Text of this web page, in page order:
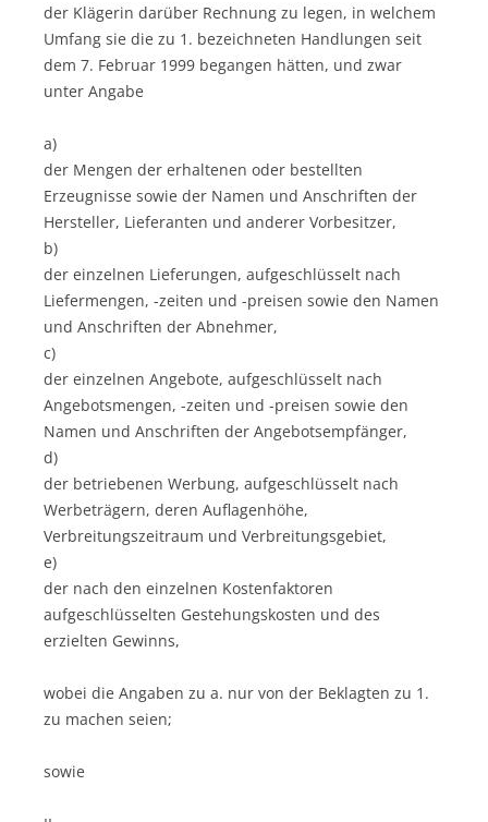
der Klägerin darüber Rechnung zu legen, in welchem
Umfang sie die zu 1. bezeichneten Handlungen seit
dem 7. Februar 1999 begangen hätten, und zwar
unter Angabe
a)
der Mengen der erhaltenen oder bestellten
Erzeugnisse sowie der Namen und Anschriften der
Hersteller, Lieferanten und anderer Vorbesitzer,
b)
der einzelnen Lieferungen, aufgeschlüsselt nach
Liefermengen, -zeiten und -preisen sowie den Namen
und Anschriften der Abnehmer,
c)
der einzelnen Angebote, aufgeschlüsselt nach
Angebotsmengen, -zeiten und -preisen sowie den
Namen und Anschriften der Angebotsempfänger,
d)
der betriebenen Werbung, aufgeschlüsselt nach
Werbeträgern, deren Auflagenhöhe,
Verbreitungszeitraum und Verbreitungsgebiet,
e)
der nach den einzelnen Kostenfaktoren
aufgeschlüsselten Gestehungskosten und des
erzielten Gewinns,
wobei die Angaben zu a. nur von der Beklagten zu 1.
zu machen seien;
sowie